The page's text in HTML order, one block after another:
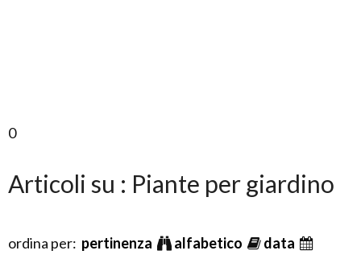
0
Articoli su : Piante per giardino
ordina per: pertinenza alfabetico data